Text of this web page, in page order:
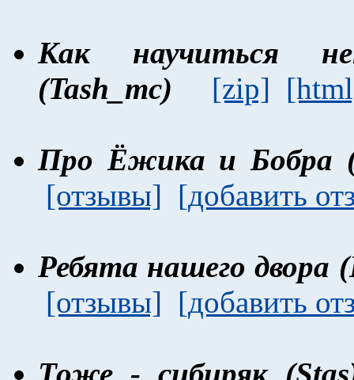
Как научиться
(Tash_mc)
[zip]
Про Ёжика и Бобра
[отзывы] [добавить
Ребята нашего двора
[отзывы] [добавить